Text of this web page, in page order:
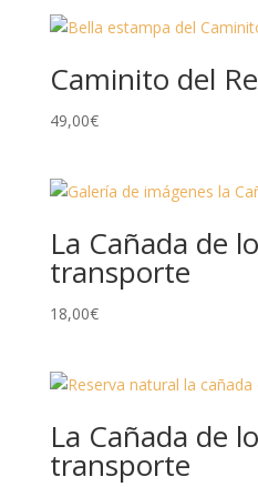
Caminito del
49,00€
La Cañada de
transporte
18,00€
La Cañada de
transporte